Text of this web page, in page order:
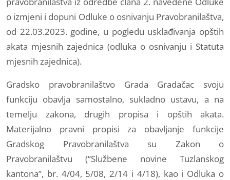
o izmjeni i dopuni Odluke o osnivanju Pravobranilaštva,
od 22.03.2023. godine, u pogledu usklađivanja opštih
akata mjesnih zajednica (odluka o osnivanju i Statuta
mjesnih zajednica).
Gradsko pravobranilaštvo Grada Gradačac svoju
funkciju obavlja samostalno, sukladno ustavu, a na
temelju zakona, drugih propisa i opštih akata.
Materijalno pravni propisi za obavljanje funkcije
Gradskog Pravobranilaštva su Zakon o
Pravobranilaštvu (“Službene novine Tuzlanskog
kantona”, br. 4/04, 5/08, 2/14 i 4/18), kao i Odluka o